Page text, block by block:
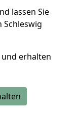
lassen Sie
Schleswig
und erhalten